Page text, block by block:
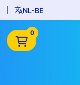
NL-BE
0